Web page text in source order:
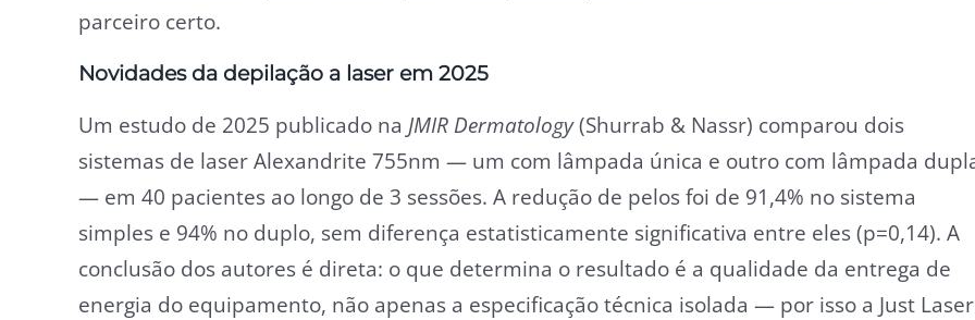
parceiro certo.
Novidades da depilação a laser em 2025
Um estudo de 2025 publicado na JMIR Dermatology(Shurrab & Nassr) comparou dois
sistemas de laser Alexandrite 755nm — um com lâmpada única e outro com lâmpada
— em 40 pacientes ao longo de 3 sessões. A redução de pelos foi de 91,4% no sistema
simples e 94% no duplo, sem diferença estatisticamente significativa entre eles (p=0,14). A
conclusão dos autores é direta: o que determina o resultado é a qualidade da entrega de
energia do equipamento, não apenas a especificação técnica isolada — por isso a Just Laser